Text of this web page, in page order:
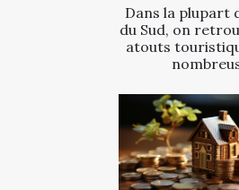
Dans la plupart
du Sud, on
atouts